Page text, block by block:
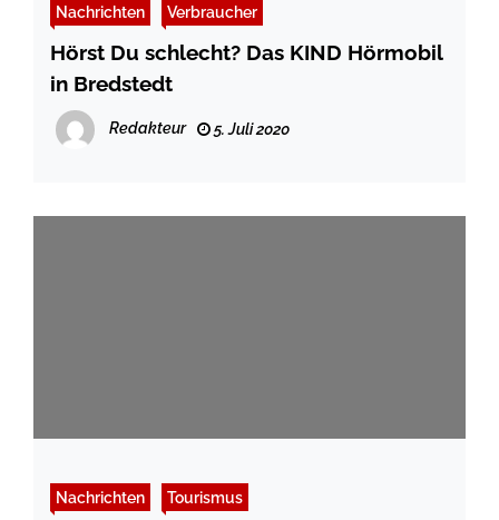
Nachrichten Verbraucher
Hörst Du schlecht? Das KIND Hörmobil
in Bredstedt
Redakteur 5. Juli 2020
Nachrichten Tourismus